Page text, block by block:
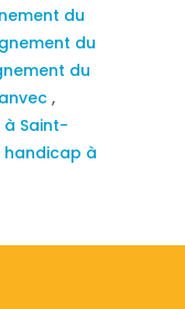
du
du
du
,
Saint-
à